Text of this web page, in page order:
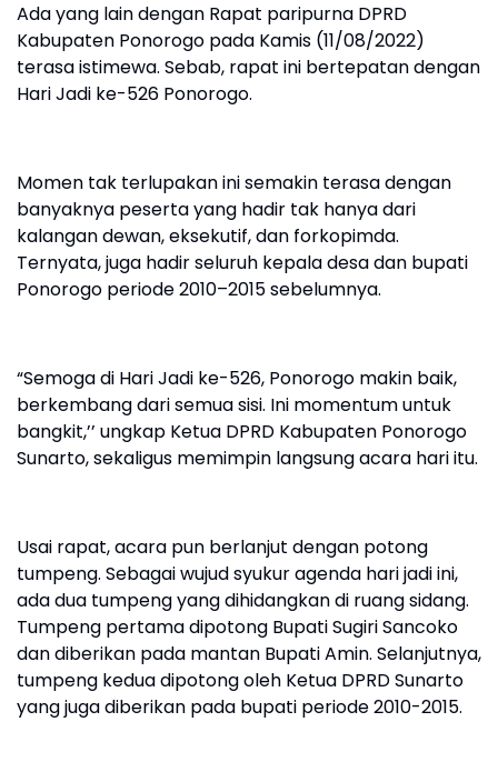
Ada yang lain dengan Rapat paripurna DPRD
Kabupaten Ponorogo pada Kamis (11/08/2022)
terasa istimewa. Sebab, rapat ini bertepatan dengan
Hari Jadi ke-526 Ponorogo.
Momen tak terlupakan ini semakin terasa dengan
banyaknya peserta yang hadir tak hanya dari
kalangan dewan, eksekutif, dan forkopimda.
Ternyata, juga hadir seluruh kepala desa dan bupati
Ponorogo periode 2010–2015 sebelumnya.
“Semoga di Hari Jadi ke-526, Ponorogo makin baik,
berkembang dari semua sisi. Ini momentum untuk
bangkit,’’ ungkap Ketua DPRD Kabupaten Ponorogo
Sunarto, sekaligus memimpin langsung acara hari itu.
Usai rapat, acara pun berlanjut dengan potong
tumpeng. Sebagai wujud syukur agenda hari jadi ini,
ada dua tumpeng yang dihidangkan di ruang sidang.
Tumpeng pertama dipotong Bupati Sugiri Sancoko
dan diberikan pada mantan Bupati Amin. Selanjutnya,
tumpeng kedua dipotong oleh Ketua DPRD Sunarto
yang juga diberikan pada bupati periode 2010-2015.